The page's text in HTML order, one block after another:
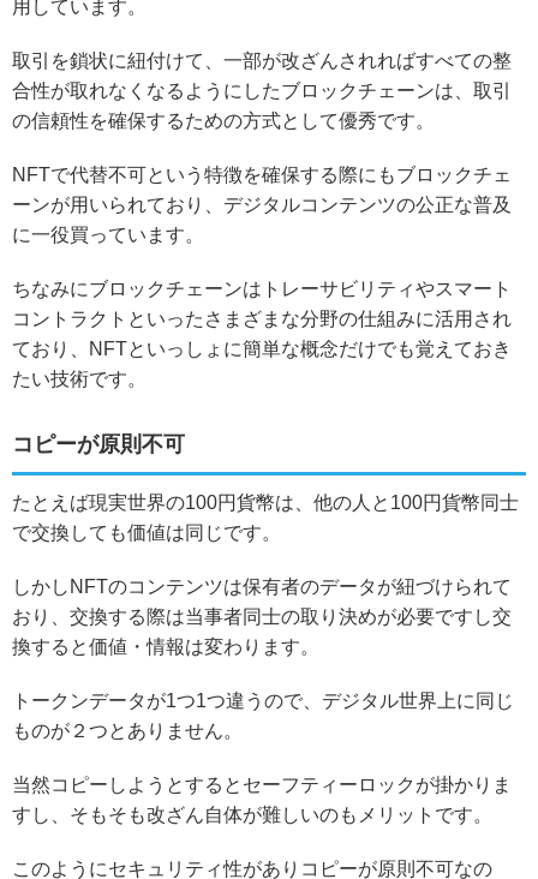
用しています。
取引を鎖状に紐付けて、一部が改ざんされればすべての整
合性が取れなくなるようにしたブロックチェーンは、取引
の信頼性を確保するための方式として優秀です。
NFTで代替不可という特徴を確保する際にもブロックチェ
ーンが用いられており、デジタルコンテンツの公正な普及
に一役買っています。
ちなみにブロックチェーンはトレーサビリティやスマート
コントラクトといったさまざまな分野の仕組みに活用され
ており、NFTといっしょに簡単な概念だけでも覚えておき
たい技術です。
コピーが原則不可
たとえば現実世界の100円貨幣は、他の人と100円貨幣同士
で交換しても価値は同じです。
しかしNFTのコンテンツは保有者のデータが紐づけられて
おり、交換する際は当事者同士の取り決めが必要ですし交
換すると価値・情報は変わります。
トークンデータが1つ1つ違うので、デジタル世界上に同じ
ものが２つとありません。
当然コピーしようとするとセーフティーロックが掛かりま
すし、そもそも改ざん自体が難しいのもメリットです。
このようにセキュリティ性がありコピーが原則不可なの